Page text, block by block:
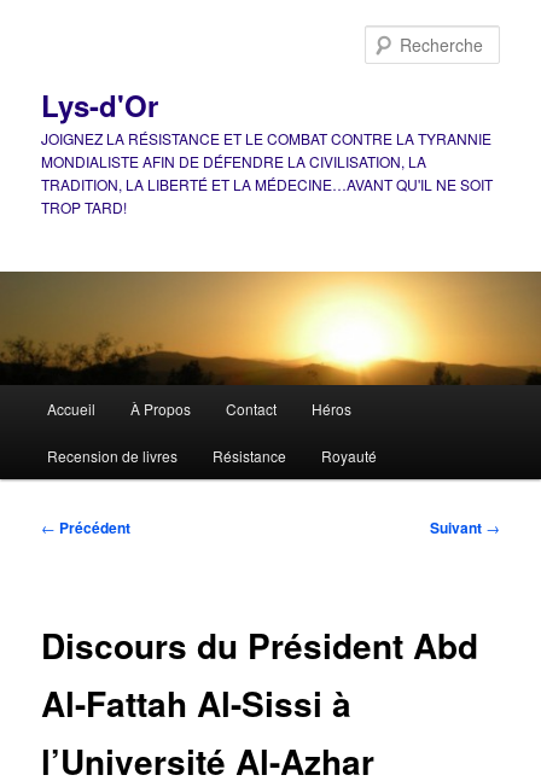
Lys-d'Or
JOIGNEZ LA RÉSISTANCE ET LE COMBAT CONTRE LA TYRANNIE
MONDIALISTE AFIN DE DÉFENDRE LA CIVILISATION, LA
TRADITION, LA LIBERTÉ ET LA MÉDECINE…AVANT QU'IL NE SOIT
TROP TARD!
principal
Accueil À Propos Contact Héros
Recension de livres Résistance Royauté
Navigation
← Précédent Suivant →
Discours du Président Abd
Al-Fattah Al-Sissi à
l’Université Al-Azhar